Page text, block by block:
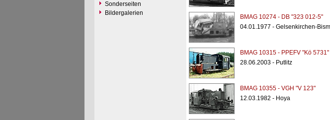
Sonderseiten
Bildergalerien
BMAG 10274 - DB "323 012-5"
04.01.1977 - Gelsenkirchen-
BMAG 10315 - PPEFV "Kö 5731"
28.06.2003 - Putlitz
BMAG 10355 - VGH "V 123"
12.03.1982 - Hoya